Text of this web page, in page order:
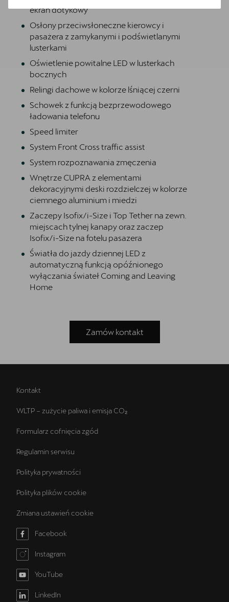
Przetestuj model z wybranym silnikiem i skrzynią biegów
ekran dotykowy
Osłony przeciwsłoneczne kierowcy i
pasażera z zamykanymi i podświetlanymi
lusterkami
Oświetlenie powitalne LED w lusterkach
bocznych
Relingi dachowe w kolorze lśniącej czerni
Schowek z funkcją bezprzewodowego
ładowania telefonu
Speed limiter
System Front Cross traffic assist
System rozpoznawania zmęczenia
Wnętrze CUPRA z elementami
dekoracyjnymi deski rozdzielczej w kolorze
ciemnego aluminium i miedzi
Zaczepy Isofix/i-Size i Top Tether na zewn.
miejscach tylnej kanapy oraz zaczep
Isofix/i-Size na fotelu pasazera
Światła do jazdy dziennej LED z
automatyczną funkcją opóźnionego
wyłączania świateł Coming and Leaving
Home
Zamów kontakt
Kontakt
WLTP – zużycie paliwa i emisja CO₂
Formularz cofnięcia zgód
Regulamin serwisu
Polityka prywatności
Polityka plików cookie
Zmiana ustawień cookie
Facebook
Instagram
YouTube
LinkedIn